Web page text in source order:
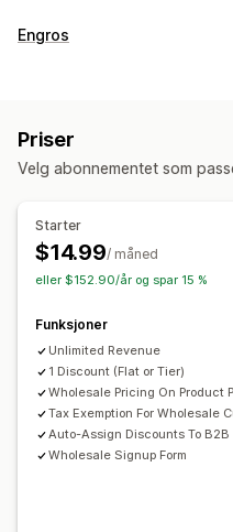
Engros
Nivåbaserte priser
Nettovilkår Betalingsmåter
Bestillingsadministrering
Bestillingsskjema
Priser
Velg abonnementet som
Starter
$14.99/ måned
eller $152.90/år og spar 15 %
Funksjoner
Unlimited Revenue
1 Discount (Flat or Tier)
Wholesale Pricing On Product
Tax Exemption For Wholesale
Auto-Assign Discounts To B2B
Wholesale Signup Form